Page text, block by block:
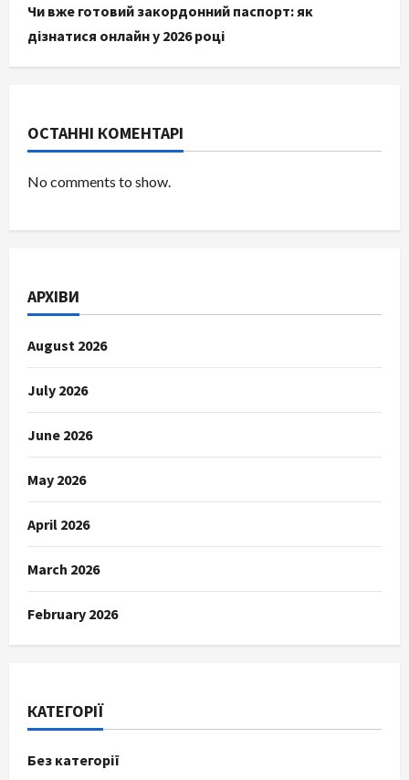
Чи вже готовий закордонний паспорт: як
дізнатися онлайн у 2026 році
ОСТАННІ КОМЕНТАРІ
No comments to show.
АРХІВИ
August 2026
July 2026
June 2026
May 2026
April 2026
March 2026
February 2026
КАТЕГОРІЇ
Без категорії